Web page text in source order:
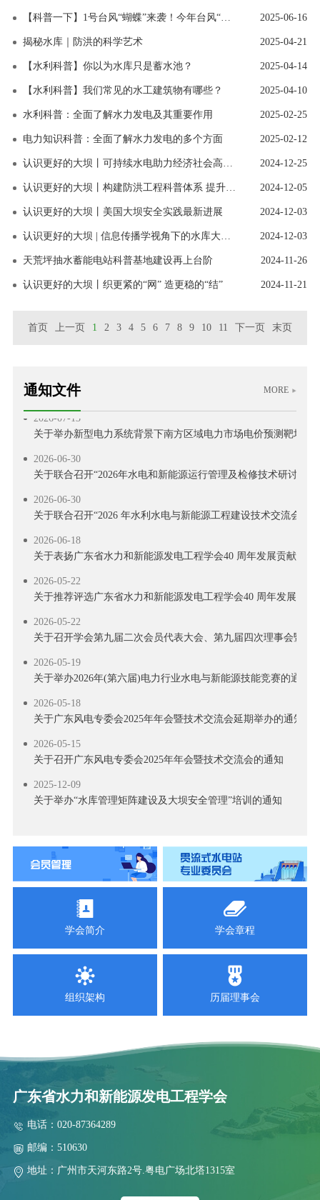
【科普一下】1号台风“蝴蝶”来袭！今年台风“姗姗来迟”是在“憋大招”吗 2025-06-16
揭秘水库｜防洪的科学艺术 2025-04-21
【水利科普】你以为水库只是蓄水池？ 2025-04-14
【水利科普】我们常见的水工建筑物有哪些？ 2025-04-10
水利科普：全面了解水力发电及其重要作用 2025-02-25
电力知识科普：全面了解水力发电的多个方面 2025-02-12
认识更好的大坝丨可持续水电助力经济社会高质量发展 2024-12-25
认识更好的大坝丨构建防洪工程科普体系 提升公众认知水平 2024-12-05
认识更好的大坝丨美国大坝安全实践最新进展 2024-12-03
认识更好的大坝 | 信息传播学视角下的水库大坝公众认知 2024-12-03
天荒坪抽水蓄能电站科普基地建设再上台阶 2024-11-26
认识更好的大坝丨织更紧的“网” 造更稳的“结” 2024-11-21
首页 上一页 1 2 3 4 5 6 7 8 9 10 11 下一页 末页
通知文件 MORE
关于举办2026 年电力行业送配电线路工技能提升培训的通知
2026-07-13
关于举办新型电力系统背景下南方区域电力市场电价预测靶场竞
2026-06-30
关于联合召开“2026年水电和新能源运行管理及检修技术研讨会”
2026-06-30
关于联合召开“2026 年水利水电与新能源工程建设技术交流会”的
2026-06-18
关于表扬广东省水力和新能源发电工程学会40 周年发展贡献奖
2026-05-22
关于推荐评选广东省水力和新能源发电工程学会40 周年发展贡献
2026-05-22
关于召开学会第九届二次会员代表大会、第九届四次理事会暨学
2026-05-19
关于举办2026年(第六届)电力行业水电与新能源技能竞赛的通知
2026-05-18
关于广东风电专委会2025年年会暨技术交流会延期举办的通知
2026-05-15
关于召开广东风电专委会2025年年会暨技术交流会的通知
2025-12-09
关于举办“水库管理矩阵建设及大坝安全管理”培训的通知
2025-10-17
关于召开风电新政策专题解读及技术培训活动的通知
2025-09-18
关于召开2025 年南方省（区）水电学会联络会暨学会工作交流会
2025-09-03
关于召开抽水蓄能高压水道建设技术交流会的通知
关于表彰南方省（区）第五届水电厂技能竞赛团体奖和个人奖的
关于联合召开云、贵、川、桂、湘、粤、青、鄂、赣、陕十省（
2025-08-06
关于召开抽水蓄能高压水道建设技术交流会预通知
2025-07-28
2025年水电站运行管理及检修技术研讨会第二轮通知
关于举办2026 年电力行业送配电线路工技能提升培训的通知
学会简介 学会章程
组织架构 历届理事会
广东省水力和新能源发电工程学会
电话：020-87364289
邮编：510630
地址：广州市天河东路2号.粤电广场北塔1315室